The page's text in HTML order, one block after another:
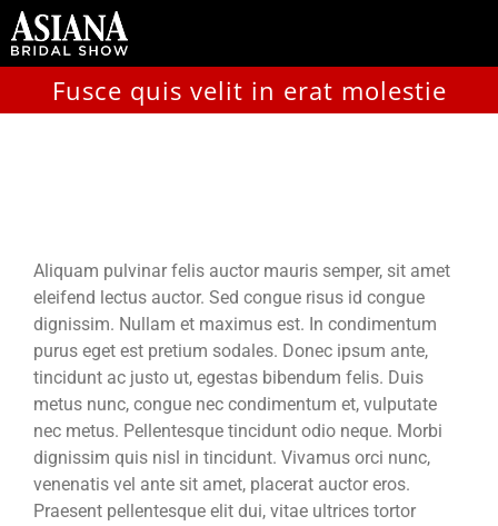
Skip
to
content
Fusce quis velit in erat molestie
Aliquam pulvinar felis auctor mauris semper, sit amet
eleifend lectus auctor. Sed congue risus id congue
dignissim. Nullam et maximus est. In condimentum
purus eget est pretium sodales. Donec ipsum ante,
tincidunt ac justo ut, egestas bibendum felis. Duis
metus nunc, congue nec condimentum et, vulputate
nec metus. Pellentesque tincidunt odio neque. Morbi
dignissim quis nisl in tincidunt. Vivamus orci nunc,
venenatis vel ante sit amet, placerat auctor eros.
Praesent pellentesque elit dui, vitae ultrices tortor